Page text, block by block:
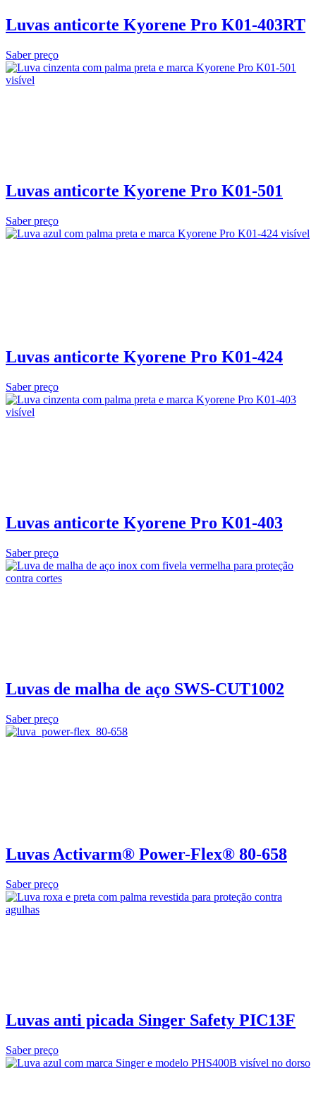
Luvas anticorte Kyorene Pro K01-403RT
Saber preço
Luvas anticorte Kyorene Pro K01-501
Saber preço
Luvas anticorte Kyorene Pro K01-424
Saber preço
Luvas anticorte Kyorene Pro K01-403
Saber preço
Luvas de malha de aço SWS-CUT1002
Saber preço
Luvas Activarm® Power-Flex® 80-658
Saber preço
Luvas anti picada Singer Safety PIC13F
Saber preço